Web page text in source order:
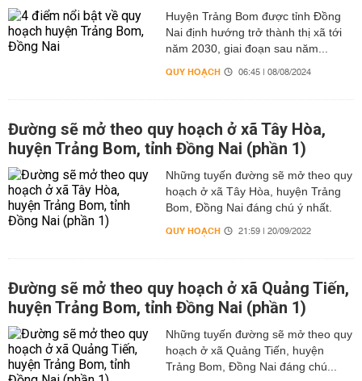
Huyện Trảng Bom được tỉnh Đồng
Nai định hướng trở thành thị xã tới
năm 2030, giai đoạn sau năm...
QUY HOẠCH 06:45 | 08/08/2024
Đường sẽ mở theo quy hoạch ở xã Tây Hòa,
huyện Trảng Bom, tỉnh Đồng Nai (phần 1)
Những tuyến đường sẽ mở theo quy
hoạch ở xã Tây Hòa, huyện Trảng
Bom, Đồng Nai đáng chú ý nhất.
QUY HOẠCH 21:59 | 20/09/2022
Đường sẽ mở theo quy hoạch ở xã Quảng Tiến,
huyện Trảng Bom, tỉnh Đồng Nai (phần 1)
Những tuyến đường sẽ mở theo quy
hoạch ở xã Quảng Tiến, huyện
Trảng Bom, Đồng Nai đáng chú...